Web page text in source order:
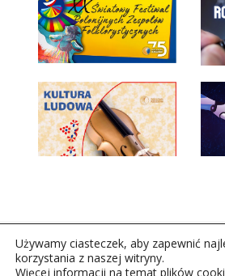
Używamy ciasteczek, aby zapewnić
korzystania z naszej witryny.
Więcej informacji na temat plików